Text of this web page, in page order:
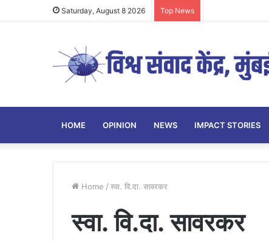
Saturday, August 8 2026 Top News
HOME OPINION NEWS IMPACT STORIES
Home / स्वा. वि.दा. सावरकर
स्वा. वि.दा. सावरकर